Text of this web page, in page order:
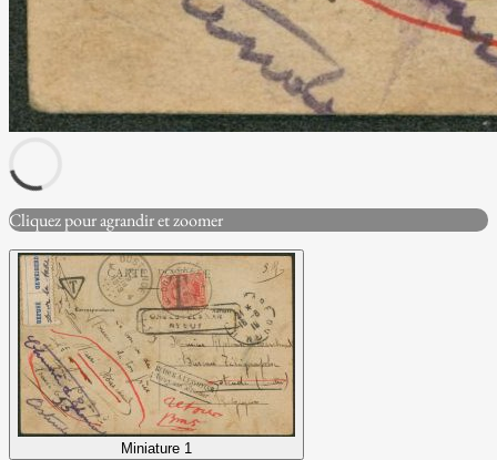
Cliquez pour agrandir et zoomer
Miniature 1